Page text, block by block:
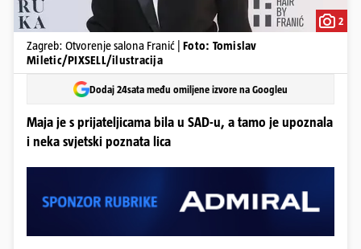
2
Zagreb: Otvorenje salona Franić | Foto: Tomislav
Miletic/PIXSELL/ilustracija
Dodaj 24sata među omiljene izvore na Googleu
Maja je s prijateljicama bila u SAD-u, a tamo je upoznala
i neka svjetski poznata lica